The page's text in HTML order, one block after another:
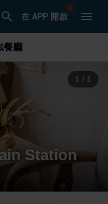
在 APP 開啟
餐廳
1 / 1
Station